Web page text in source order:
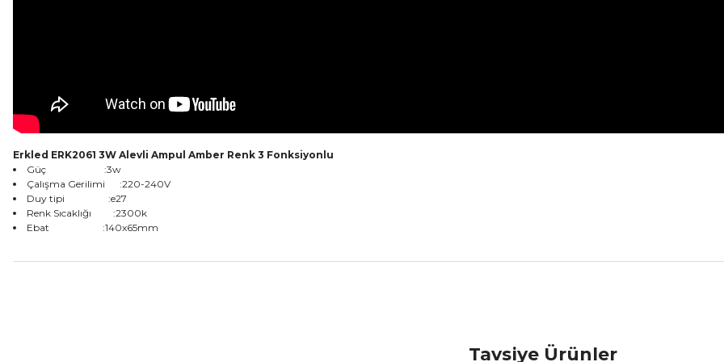
Erkled ERK2061 3W Alevli Ampul Amber Renk 3 Fonksiyonlu
Güç :3w
Çalışma Gerilimi :220-240V
Duy tipi :e27
Renk Sıcaklığı :2300k
Ebat :140x65mm
Tavsiye Ürünler